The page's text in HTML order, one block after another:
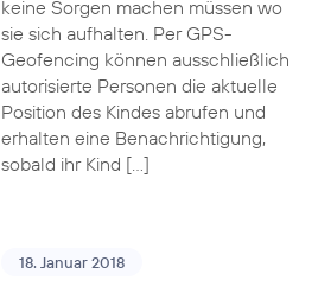
keine Sorgen machen müssen wo
sie sich aufhalten. Per GPS-
Geofencing können ausschließlich
autorisierte Personen die aktuelle
Position des Kindes abrufen und
erhalten eine Benachrichtigung,
sobald ihr Kind […]
18. Januar 2018